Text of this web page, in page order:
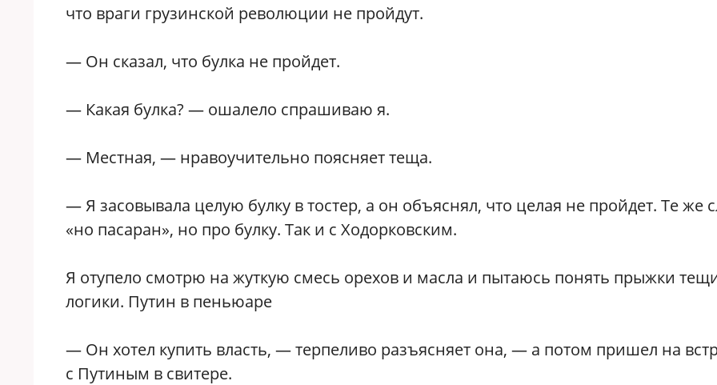
что враги грузинской революции не пройдут.
— Он сказал, что булка не пройдет.
— Какая булка? — ошалело спрашиваю я.
— Местная, — нравоучительно поясняет теща.
— Я засовывала целую булку в тостер, а он объяснял, что целая не пройдет. Те же
«но пасаран», но про булку. Так и с Ходорковским.
Я отупело смотрю на жуткую смесь орехов и масла и пытаюсь понять прыжки
логики. Путин в пеньюаре
— Он хотел купить власть, — терпеливо разъясняет она, — а потом пришел на
с Путиным в свитере.